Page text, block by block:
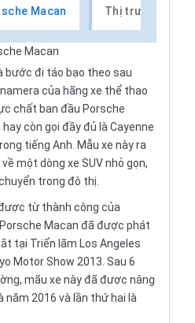
Macan Thị trường xe
Macan
bước đi táo bạo theo sau
của hãng xe thể thao
chất ban đầu Porsche
còn gọi đầy đủ là Cayenne
tiếng Anh. Mẫu xe này ra
một dòng xe SUV nhỏ gọn,
trong đô thị.
từ thành công của
Macan đã được phát
tại Triển lãm Los Angeles
Motor Show 2013. Sau 6
mãu xe này đã được nâng
năm 2016 và lần thứ hai là